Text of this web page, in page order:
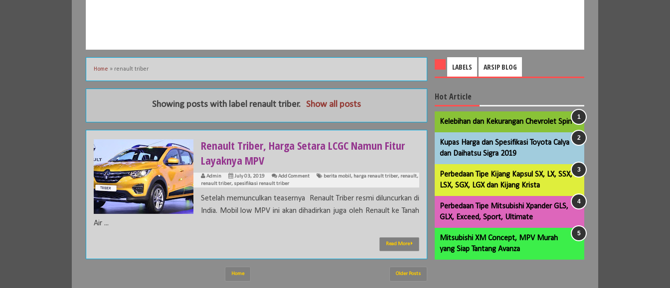
Home » renault triber
Showing posts with label renault triber. Show all posts
Renault Triber, Harga Setara LCGC Namun Fitur
Layaknya MPV
Admin July 03, 2019 Add Comment berita mobil , harga renault triber, renault,
renault triber, spesifikasi renault triber
Setelah memunculkan teasernya Renault Triber resmi diluncurkan di
India. Mobil low MPV ini akan dihadirkan juga oleh Renault ke Tanah
Air ...
Read More
Older Posts
Home
LABELS ARSIP BLOG
Hot Article
Kelebihan dan Kekurangan Chevrolet Spin
Kupas Harga dan Spesifikasi Toyota Calya
dan Daihatsu Sigra 2019
Perbedaan Tipe Kijang Kapsul SX, LX, SSX,
LSX, SGX, LGX dan Kijang Krista
Perbedaan Tipe Mitsubishi Xpander GLS,
GLX, Exceed, Sport, Ultimate
Mitsubishi XM Concept, MPV Murah
yang Siap Tantang Avanza